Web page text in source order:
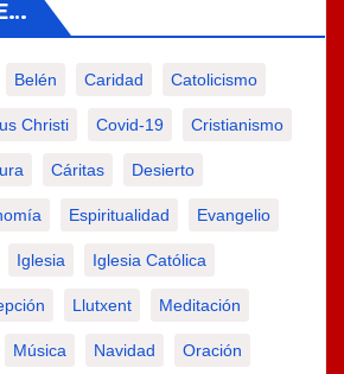
Belén Caridad Catolicismo
Christi Covid-19 Cristianismo
Cáritas Desierto
Espiritualidad Evangelio
Iglesia Iglesia Católica
Llutxent Meditación
Música Navidad Oración